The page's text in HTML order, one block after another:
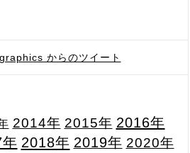
からのツイート
2014年 2015年 2016年
2018年 2019年 2020年